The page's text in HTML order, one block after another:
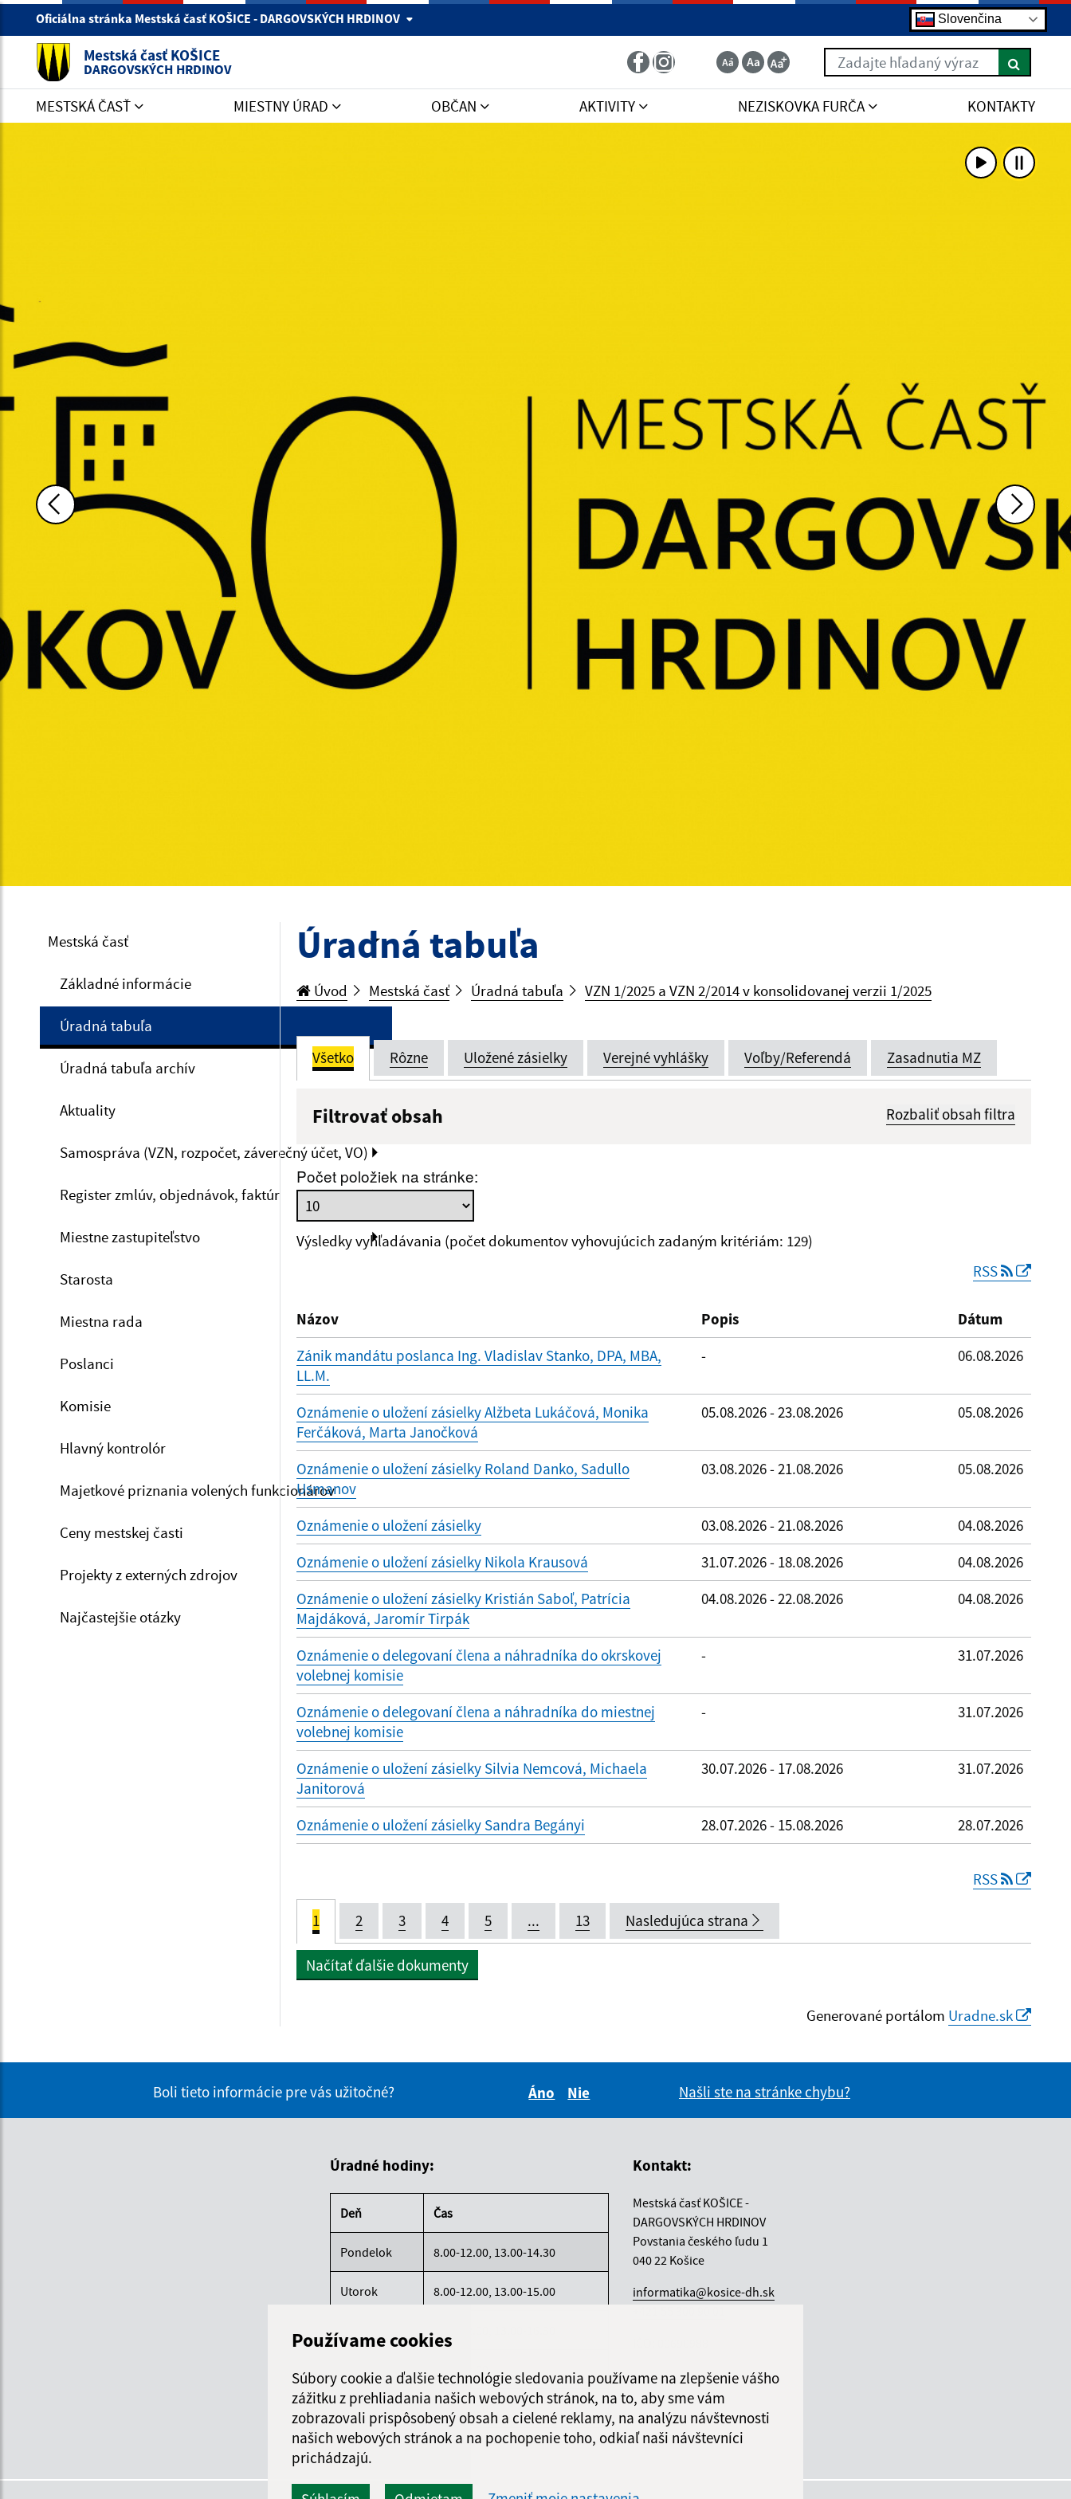
Používame cookies
Súbory cookie a ďalšie technológie sledovania používame na zlepšenie vášho
zážitku z prehliadania našich webových stránok, na to, aby sme vám
zobrazovali prispôsobený obsah a cielené reklamy, na analýzu návštevnosti
našich webových stránok a na pochopenie toho, odkiaľ naši návštevníci
prichádzajú.
Oficiálna stránka Mestská časť KOŠICE - DARGOVSKÝCH HRDINOV Slovenčina
Mestská časť KOŠICE
DARGOVSKÝCH HRDINOV
Zadajte hľadaný výraz
MESTSKÁ ČASŤ MIESTNY ÚRAD OBČAN AKTIVITY NEZISKOVKA FURČA KONTAKTY
Mestská časť
Základné informácie
Úradná tabuľa
Úradná tabuľa archív
Aktuality
Samospráva (VZN, rozpočet, záverečný účet, VO)
Register zmlúv, objednávok, faktúr
Miestne zastupiteľstvo
Starosta
Miestna rada
Poslanci
Komisie
Hlavný kontrolór
Majetkové priznania volených funkcionárov
Ceny mestskej časti
Projekty z externých zdrojov
Najčastejšie otázky
Úradná tabuľa
Úvod Mestská časť Úradná tabuľa VZN 1/2025 a VZN 2/2014 v konsolidovanej verzii 1/2025
Všetko Rôzne Uložené zásielky Verejné vyhlášky Voľby/Referendá Zasadnutia MZ
Filtrovať obsah Rozbaliť obsah filtra
Dátum zverejnenia do:
Počet položiek na stránke:
Výsledky vyhľadávania (počet dokumentov vyhovujúcich zadaným kritériám: 129)
RSS
Názov Popis
Dátum
Zánik mandátu poslanca Ing. Vladislav Stanko, DPA, MBA,
LL.M.
- 06.08.2026
Oznámenie o uložení zásielky Alžbeta Lukáčová, Monika
Ferčáková, Marta Janočková
05.08.2026 - 23.08.2026 05.08.2026
Oznámenie o uložení zásielky Roland Danko, Sadullo
Usmanov
03.08.2026 - 21.08.2026 05.08.2026
Oznámenie o uložení zásielky 03.08.2026 - 21.08.2026
04.08.2026
Oznámenie o uložení zásielky Nikola Krausová
31.07.2026 - 18.08.2026
04.08.2026
Oznámenie o uložení zásielky Kristián Saboľ, Patrícia
Majdáková, Jaromír Tirpák
04.08.2026 - 22.08.2026 04.08.2026
Oznámenie o delegovaní člena a náhradníka do okrskovej
volebnej komisie
- 31.07.2026
Oznámenie o delegovaní člena a náhradníka do miestnej
volebnej komisie
- 31.07.2026
Oznámenie o uložení zásielky Silvia Nemcová, Michaela
Janitorová
30.07.2026 - 17.08.2026 31.07.2026
Oznámenie o uložení zásielky Sandra Begányi 28.07.2026 - 15.08.2026 28.07.2026
RSS
1 2 3 4 5 ... 13 Nasledujúca strana
Načítať ďalšie dokumenty
Generované portálom Uradne.sk
Boli tieto informácie pre vás užitočné?
Áno
Nie
Našli ste na stránke chybu?
Úradné hodiny:
Deň Čas
Pondelok 8.00-12.00, 13.00-14.30
Utorok 8.00-12.00, 13.00-15.00
Štvrtok 8.00-12.00
Piatok 8.00-12.00
Kontakt:
Mestská časť KOŠICE -
DARGOVSKÝCH HRDINOV
Povstania českého ľudu 1
040 22 Košice
informatika@kosice-dh.sk